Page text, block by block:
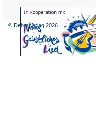
© Dehm Verlag 2026